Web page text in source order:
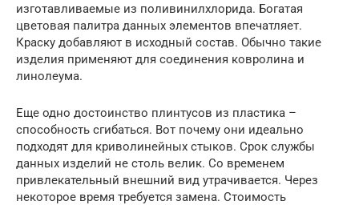
изготавливаемые из поливинилхлорида. Богатая
цветовая палитра данных элементов впечатляет.
Краску добавляют в исходный состав. Обычно такие
изделия применяют для соединения ковролина и
линолеума.
Еще одно достоинство плинтусов из пластика –
способность сгибаться. Вот почему они идеально
подходят для криволинейных стыков. Срок службы
данных изделий не столь велик. Со временем
привлекательный внешний вид утрачивается. Через
некоторое время требуется замена. Стоимость